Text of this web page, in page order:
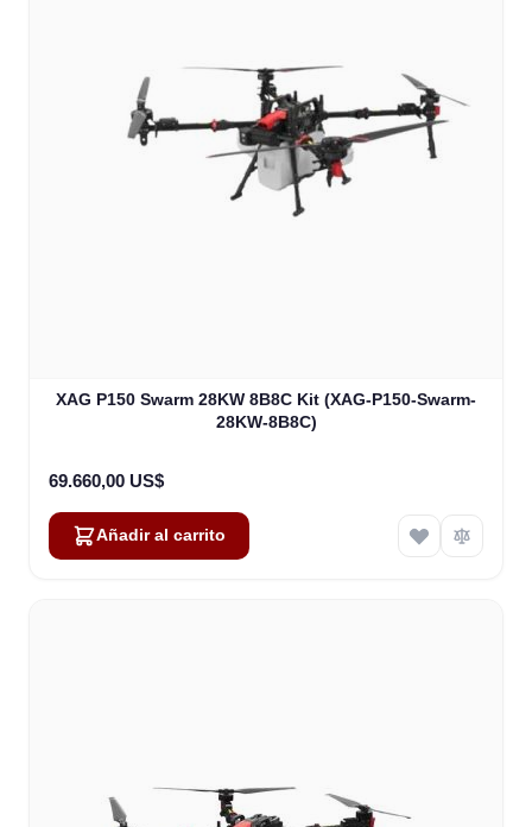
XAG P150 Swarm 28KW 8B8C Kit (XAG-P150-Swarm-
28KW-8B8C)
69.660,00 US$
Añadir al carrito